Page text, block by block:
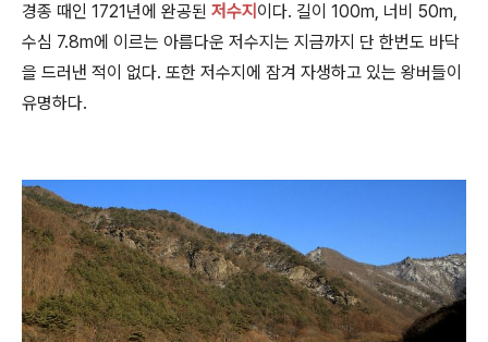
경종 때인 1721년에 완공된 저수지 이다. 길이 100m, 너비 50m,
수심 7.8m에 이르는 아름다운 저수지는 지금까지 단 한번도 바닥
을 드러낸 적이 없다. 또한 저수지에 잠겨 자생하고 있는 왕버들이
유명하다.